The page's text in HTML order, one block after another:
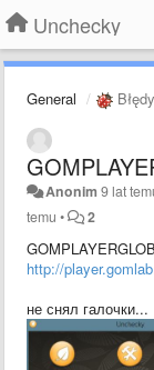
Unchecky
General Błędy
Anonim 9 lat
temu • 2
http://
не снял галочки...